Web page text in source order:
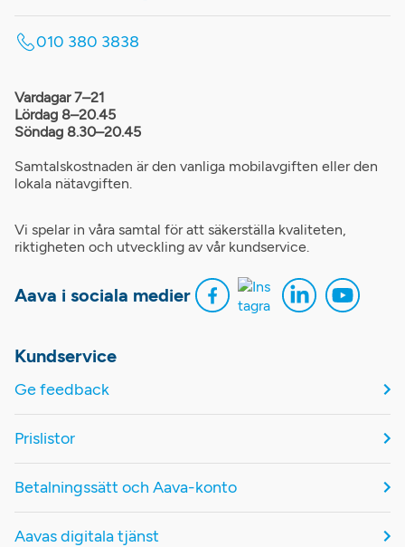
010 380 3838
Vardagar 7–21
Lördag 8–20.45
Söndag 8.30–20.45
Samtalskostnaden är den vanliga mobilavgiften eller den
lokala nätavgiften.
Vi spelar in våra samtal för att säkerställa kvaliteten,
riktigheten och utveckling av vår kundservice.
Aava i sociala medier
Kundservice
Ge feedback
Prislistor
Betalningssätt och Aava-konto
Aavas digitala tjänst